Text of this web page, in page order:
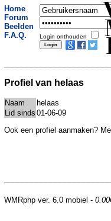
Home
Forum
Beelden
F.A.Q.
Login onthouden
Profiel van helaas
Naam
helaas
Lid sinds 01-06-09
Ook een profiel aanmaken?
WMRphp ver. 6.0 mobiel -